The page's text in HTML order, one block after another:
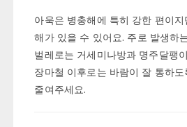
아욱은 병충해에 특히 강한 편이
해가 있을 수 있어요. 주로 발생하
벌레로는 거세미나방과 명주달팽
장마철 이후로는 바람이 잘 통하
줄여주세요.